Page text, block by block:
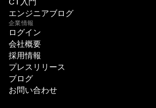
エンジニアブログ
企業情報
ログイン
会社概要
採用情報
プレスリリース
ブログ
お問い合わせ